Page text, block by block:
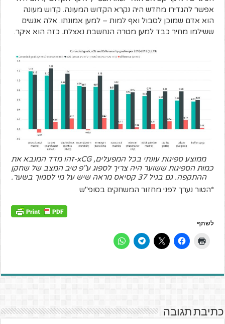
אפשר להגדירו מחדש היה נקרא הקדוש המעונה. קדוש מעונה
הוא אדם שמוכן לסבול ואף למות – למען אמונתו. אלה אנשים
ששילמו מחיר כבד למען מטרה הנחשבת נאצלת. כזה הוא איקר.
ממוצע ספיגות עונתי בכל המפעלים, xCG-זהו מדד המנבא את
כמות הספיגות ששוער היה צריך לספוג ע"פ טיב המצב של שחקן
ההתקפה. גם בגיל 37 קסיאס מראה שיש על מי לסמוך בשער.
*הטור נערך לפני מחזור המשחקים בסופ"ש
לשתף
כתיבת תגובה